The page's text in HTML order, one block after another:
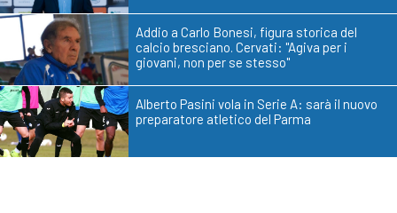
Addio a Carlo Bonesi, figura storica del
calcio bresciano. Cervati: "Agiva per i
giovani, non per se stesso"
Alberto Pasini vola in Serie A: sarà il nuovo
preparatore atletico del Parma